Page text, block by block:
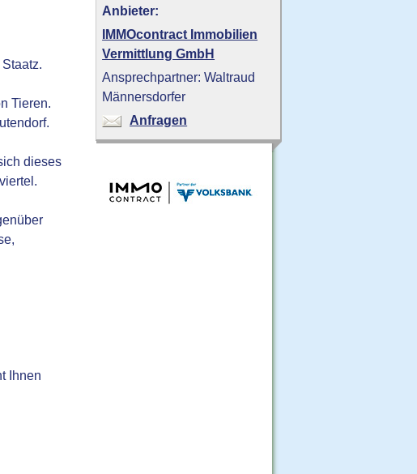
Tieren.
dieses
Ihnen
Anbieter:
IMMOcontract Immobilien
Vermittlung GmbH
Ansprechpartner: Waltraud
Männersdorfer
Anfragen